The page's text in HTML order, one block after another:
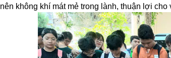
nên không khí mát mẻ trong lành, thuận lợi cho